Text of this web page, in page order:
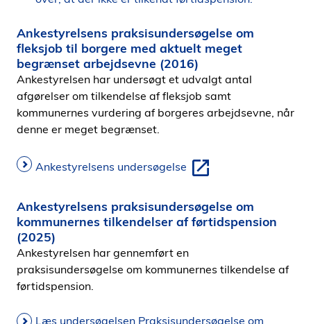
Ankestyrelsens praksisundersøgelse om
fleksjob til borgere med aktuelt meget
begrænset arbejdsevne (2016)
Ankestyrelsen har undersøgt et udvalgt antal
afgørelser om tilkendelse af fleksjob samt
kommunernes vurdering af borgeres arbejdsevne, når
denne er meget begrænset.
Ankestyrelsens undersøgelse
Ankestyrelsens praksisundersøgelse om
kommunernes tilkendelser af førtidspension
(2025)
Ankestyrelsen har gennemført en
praksisundersøgelse om kommunernes tilkendelse af
førtidspension.
Læs undersøgelsen Praksisundersøgelse om